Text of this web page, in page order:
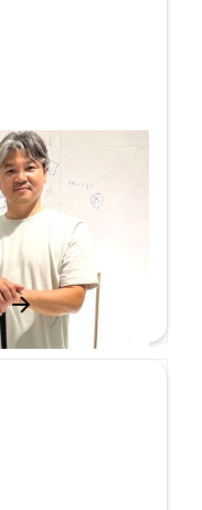
を活性化 久
HOUSEIがタ
詳しく見る